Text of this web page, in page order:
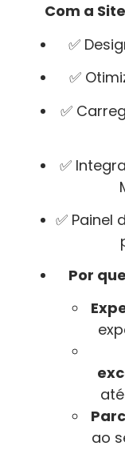
Com a
✅
✅
✅
✅
✅ Painel
Por
ao